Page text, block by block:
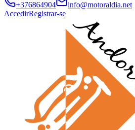
+376864904
info@motoraldia.net
AccedirRegistrar-se